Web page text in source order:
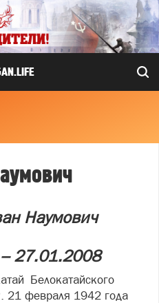
Наумович
27.01.2008
Белокатайского
21 февраля 1942 года